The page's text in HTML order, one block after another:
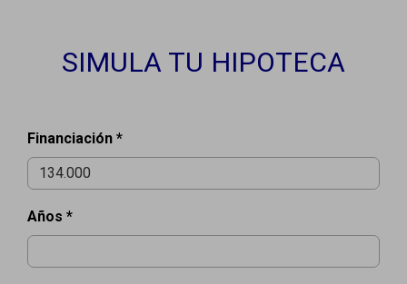
SIMULA TU HIPOTECA
Financiación *
Años *